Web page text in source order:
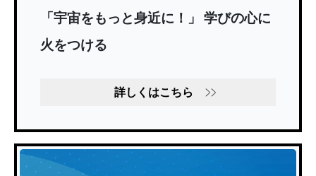
「宇宙をもっと身近に！」 学びの心に
火をつける
詳しくはこちら